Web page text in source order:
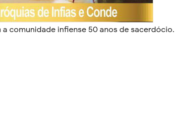
a comunidade infiense 50 anos de sacerdócio.